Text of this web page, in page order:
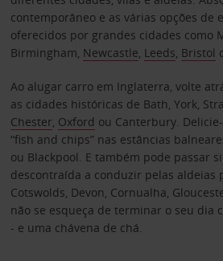
contemporâneo e as várias opções de
oferecidos por grandes cidades como
Birmingham, Newcastle Leeds Bristol
Ao alugar carro em Inglaterra, volte
as cidades históricas de Bath, York,
Chester Oxford ou Canterbury.
“fish and chips” nas estâncias
ou Blackpool. E também pode passar
descontraída a conduzir pelas aldeias
Cotswolds, Devon, Cornualha,
não se esqueça de terminar o seu dia
- e uma chávena de chá.